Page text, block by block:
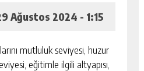
Ağustos 2024 - 1:15
mutluluk seviyesi, huzur
eğitimle ilgili altyapısı,